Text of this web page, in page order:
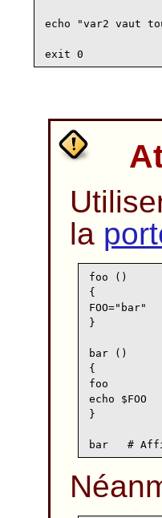
echo "var2 vaut
la
foo ()
{
FOO="bar"
}
bar ()
{
foo
echo $FOO
}